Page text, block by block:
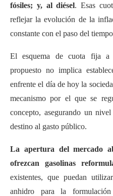
fósiles; y, al diésel. Esas
reflejar la evolución de la
constante con el paso del
El esquema de cuota fija a
propuesto no implica
enfrente el día de hoy la
mecanismo por el que se
concepto, asegurando un
destino al gasto público.
La apertura del mercado
ofrezcan gasolinas
existentes, que puedan
anhidro para la